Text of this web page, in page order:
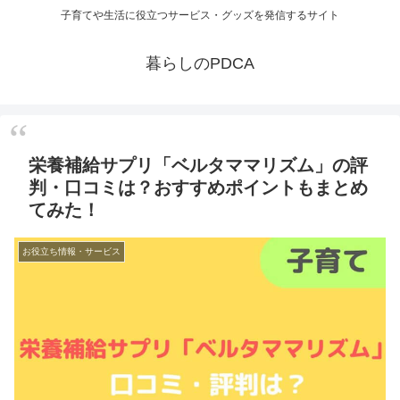
子育てや生活に役立つサービス・グッズを発信するサイト
暮らしのPDCA
栄養補給サプリ「ベルタママリズム」の評
判・口コミは？おすすめポイントもまとめ
てみた！
お役立ち情報・サービス